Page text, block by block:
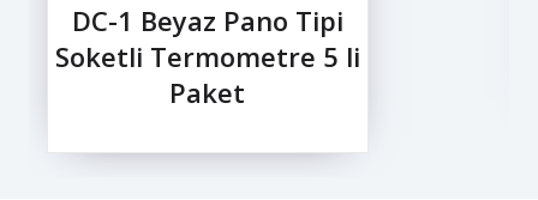
DC-1 Beyaz Pano Tipi
Soketli Termometre 5 li
Paket